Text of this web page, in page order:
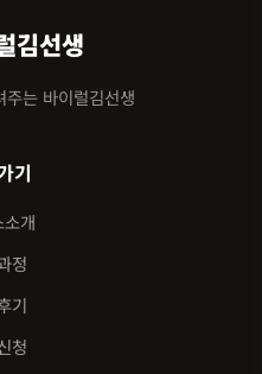
김선생
는 바이럴김선생
기
개
정
기
청